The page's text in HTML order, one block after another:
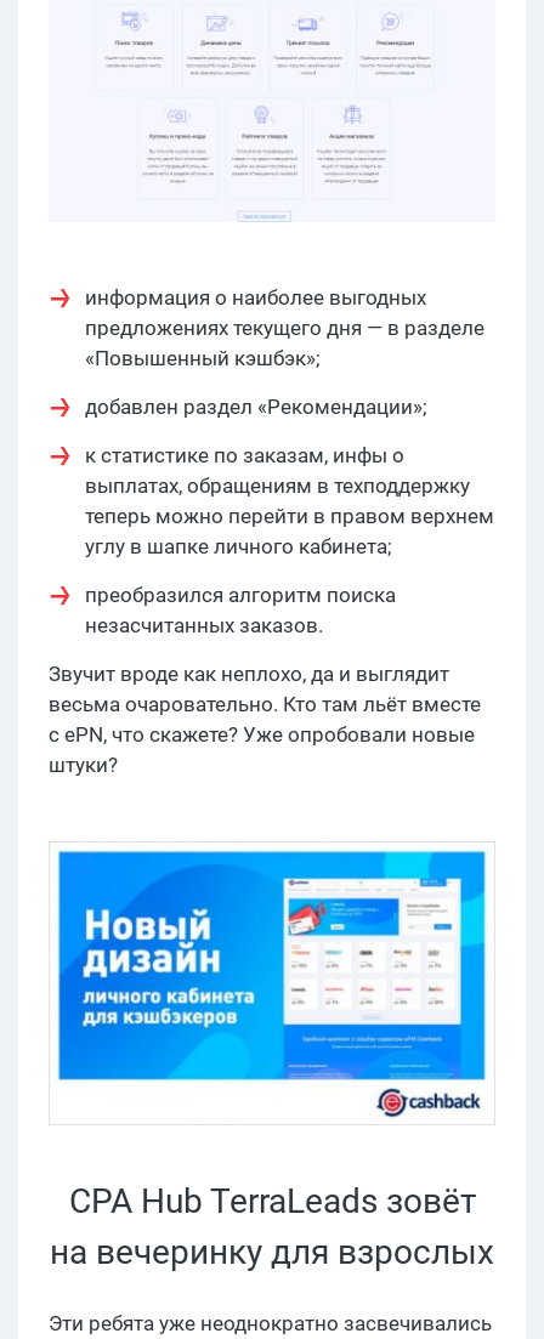
информация о наиболее выгодных
предложениях текущего дня — в разделе
«Повышенный кэшбэк»;
добавлен раздел «Рекомендации»;
к статистике по заказам, инфы о
выплатах, обращениям в техподдержку
теперь можно перейти в правом верхнем
углу в шапке личного кабинета;
преобразился алгоритм поиска
незасчитанных заказов.
Звучит вроде как неплохо, да и выглядит
весьма очаровательно. Кто там льёт вместе
с ePN, что скажете? Уже опробовали новые
штуки?
CPA Hub TerraLeads зовёт
на вечеринку для взрослых
Эти ребята уже неоднократно засвечивались